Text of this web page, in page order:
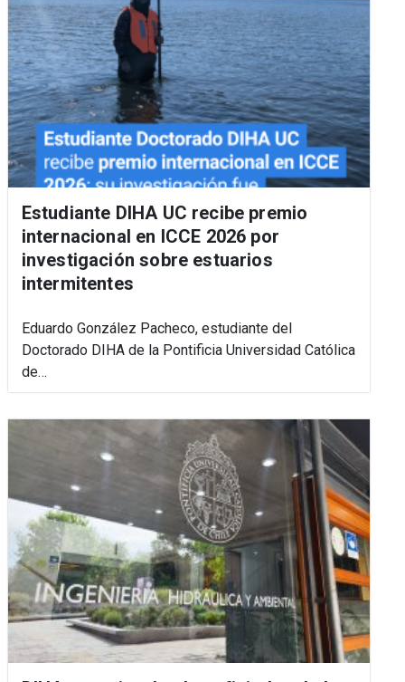
Estudiante DIHA UC recibe premio
internacional en ICCE 2026 por
investigación sobre estuarios
intermitentes
Eduardo González Pacheco, estudiante del
Doctorado DIHA de la Pontificia Universidad Católica
de…